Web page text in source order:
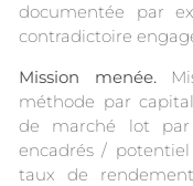
documentée par
contradictoire
Mission menée.
méthode par
de marché lot
encadrés /
taux de